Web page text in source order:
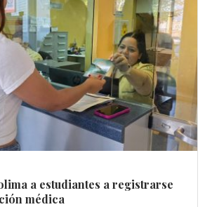
a estudiantes a registrarse
médica